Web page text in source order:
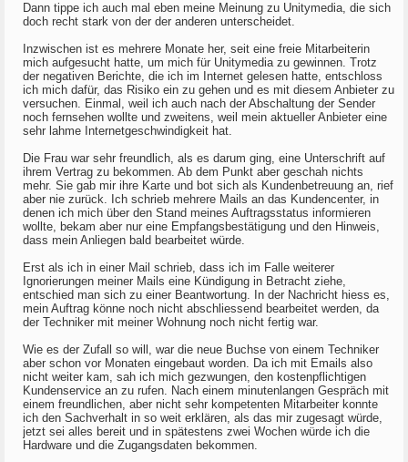
Dann tippe ich auch mal eben meine Meinung zu Unitymedia, die sich
doch recht stark von der der anderen unterscheidet.
Inzwischen ist es mehrere Monate her, seit eine freie Mitarbeiterin
mich aufgesucht hatte, um mich für Unitymedia zu gewinnen. Trotz
der negativen Berichte, die ich im Internet gelesen hatte, entschloss
ich mich dafür, das Risiko ein zu gehen und es mit diesem Anbieter zu
versuchen. Einmal, weil ich auch nach der Abschaltung der Sender
noch fernsehen wollte und zweitens, weil mein aktueller Anbieter eine
sehr lahme Internetgeschwindigkeit hat.
Die Frau war sehr freundlich, als es darum ging, eine Unterschrift auf
ihrem Vertrag zu bekommen. Ab dem Punkt aber geschah nichts
mehr. Sie gab mir ihre Karte und bot sich als Kundenbetreuung an, rief
aber nie zurück. Ich schrieb mehrere Mails an das Kundencenter, in
denen ich mich über den Stand meines Auftragsstatus informieren
wollte, bekam aber nur eine Empfangsbestätigung und den Hinweis,
dass mein Anliegen bald bearbeitet würde.
Erst als ich in einer Mail schrieb, dass ich im Falle weiterer
Ignorierungen meiner Mails eine Kündigung in Betracht ziehe,
entschied man sich zu einer Beantwortung. In der Nachricht hiess es,
mein Auftrag könne noch nicht abschliessend bearbeitet werden, da
der Techniker mit meiner Wohnung noch nicht fertig war.
Wie es der Zufall so will, war die neue Buchse von einem Techniker
aber schon vor Monaten eingebaut worden. Da ich mit Emails also
nicht weiter kam, sah ich mich gezwungen, den kostenpflichtigen
Kundenservice an zu rufen. Nach einem minutenlangen Gespräch mit
einem freundlichen, aber nicht sehr kompetenten Mitarbeiter konnte
ich den Sachverhalt in so weit erklären, als das mir zugesagt würde,
jetzt sei alles bereit und in spätestens zwei Wochen würde ich die
Hardware und die Zugangsdaten bekommen.